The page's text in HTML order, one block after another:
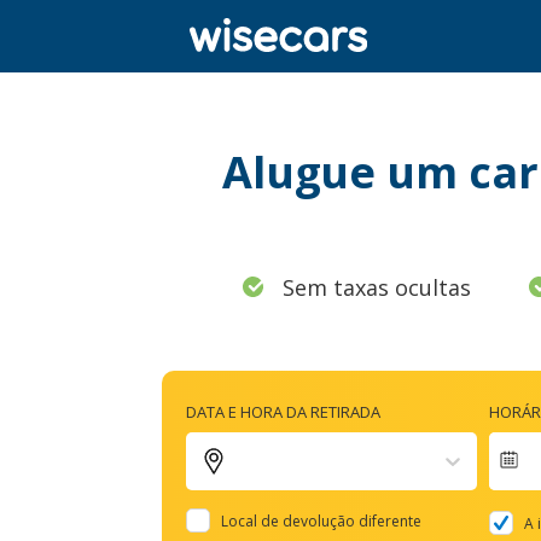
Alugue um
Sem taxas ocultas
DATA E HORA DA RETIRADA
Local de devolução diferente
to
A